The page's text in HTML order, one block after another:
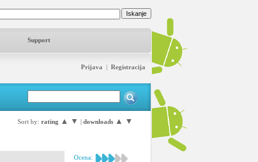
Support
Prijava | Registracija
Sort by: rating ▲ ▼ | downloads ▲ ▼
Ocena: